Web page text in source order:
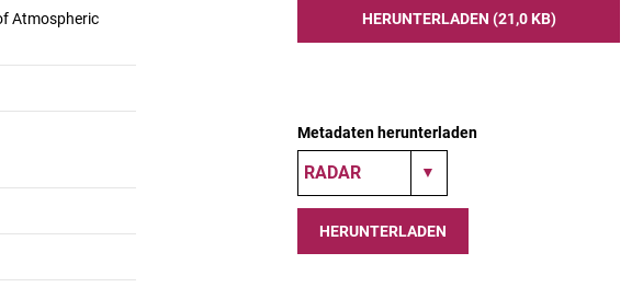
Atmospheric
HERUNTERLADEN (21,0 KB)
Metadaten herunterladen
HERUNTERLADEN